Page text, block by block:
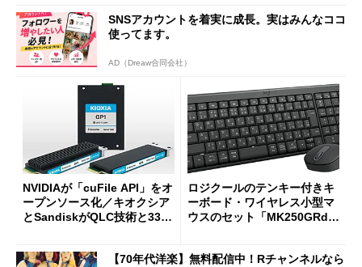
SNSアカウントを着実に成長。実はみんなココ
使ってます。
AD（Dreaw合同会社）
NVIDIAが「cuFile API」をオ
ープンソース化／キオクシア
とSandiskがQLC技術と332
ロジクールのテンキー付きキ
ーボード・ワイヤレス小型マ
ウスのセット「MK250GRd」
【70年代洋楽】無料配信中！Rチャンネルなら